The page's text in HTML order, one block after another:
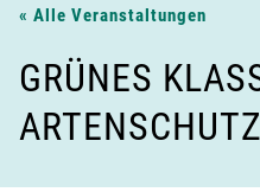
« Alle Veranstaltungen
GRÜNES